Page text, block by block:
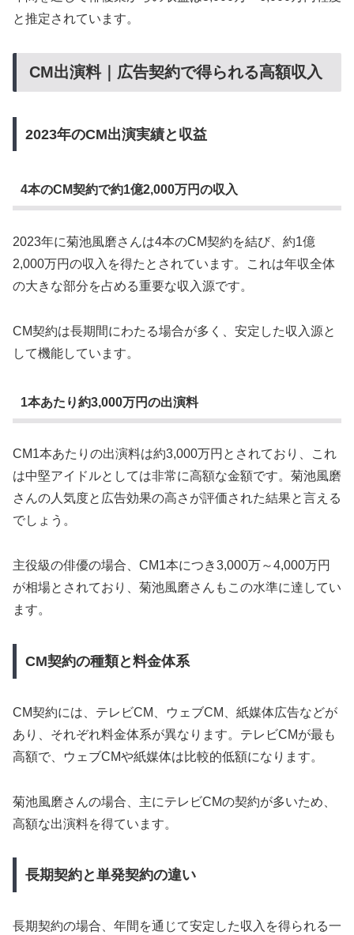
と推定されています。
CM出演料｜広告契約で得られる高額収入
2023年のCM出演実績と収益
4本のCM契約で約1億2,000万円の収入
2023年に菊池風磨さんは4本のCM契約を結び、約1億
2,000万円の収入を得たとされています。これは年収全体
の大きな部分を占める重要な収入源です。
CM契約は長期間にわたる場合が多く、安定した収入源と
して機能しています。
1本あたり約3,000万円の出演料
CM1本あたりの出演料は約3,000万円とされており、これ
は中堅アイドルとしては非常に高額な金額です。菊池風磨
さんの人気度と広告効果の高さが評価された結果と言える
でしょう。
主役級の俳優の場合、CM1本につき3,000万～4,000万円
が相場とされており、菊池風磨さんもこの水準に達してい
ます。
CM契約の種類と料金体系
CM契約には、テレビCM、ウェブCM、紙媒体広告などが
あり、それぞれ料金体系が異なります。テレビCMが最も
高額で、ウェブCMや紙媒体は比較的低額になります。
菊池風磨さんの場合、主にテレビCMの契約が多いため、
高額な出演料を得ています。
長期契約と単発契約の違い
長期契約の場合、年間を通じて安定した収入を得られる一